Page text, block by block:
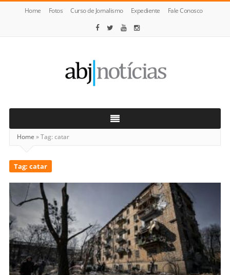
Home Fotos Curso de Jornalismo Expediente Fale Conosco
Notícias
Home »Tag: catar
Tag: catar